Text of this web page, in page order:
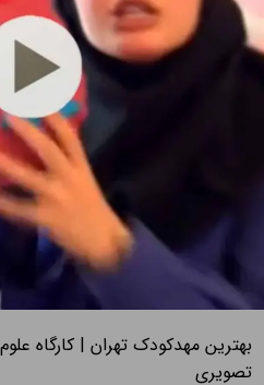
بهترین مهدکودک تهران | کارگاه
تصویری